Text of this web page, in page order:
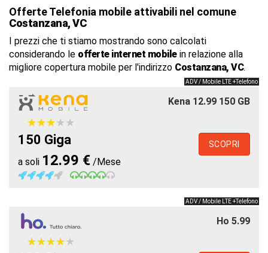
Offerte Telefonia mobile attivabili nel comune
Costanzana, VC
I prezzi che ti stiamo mostrando sono calcolati
considerando le offerte internet mobilein relazione alla
migliore copertura mobile per l'indirizzo Costanzana, VC.
ADV / Mobile LTE +Telefono
Kena 12.99 150 GB
★★★★★
★★★★★
150 Giga
a soli 12.99 € /Mese
SCOPRI
ADV / Mobile LTE +Telefono
Ho 5.99
★★★★★
★★★★★